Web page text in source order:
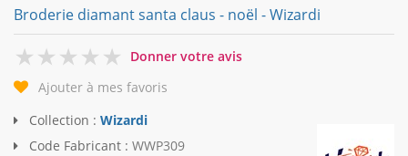
Broderie diamant santa claus - noël - Wizardi
0
Donner votre avis
Ajouter à mes favoris
Collection : Wizardi
Code Fabricant : WWP309